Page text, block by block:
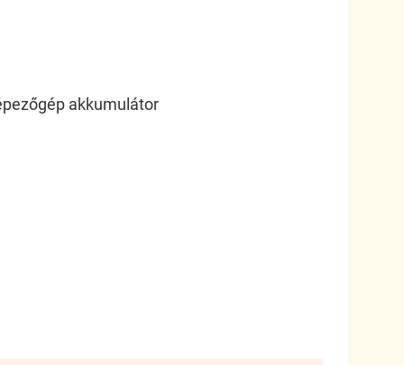
akkumulátor